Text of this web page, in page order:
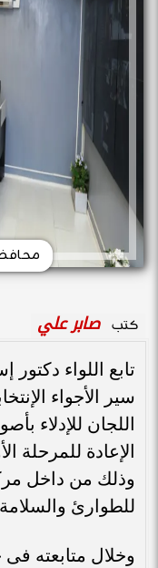
محافظ
كتب صابر علي
تابع اللواء
سير الأجواء
اللجان للإدلاء
الإعادة للمرحلة
وذلك من داخل
للطوارئ
وخلال متابعته